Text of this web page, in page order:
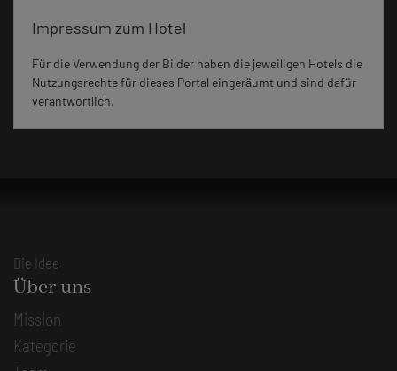
Impressum zum Hotel
Für die Verwendung der Bilder haben die jeweiligen Hotels die
Nutzungsrechte für dieses Portal eingeräumt und sind dafür
verantwortlich.
Die Idee
Über uns
Mission
Kategorie